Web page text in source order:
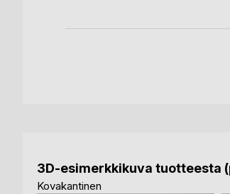
3D-esimerkkikuva tuotteesta
Kovakantinen